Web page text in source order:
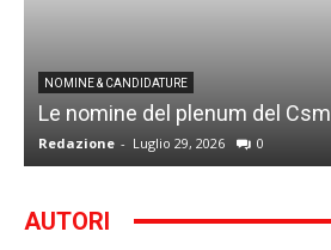
NOMINE & CANDIDATURE
Le nomine del plenum del Csm
Redazione - Luglio 29, 2026 0
AUTORI